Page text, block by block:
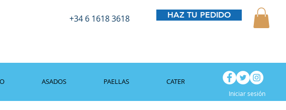
+34 6 1618 3618 HAZ TU PEDIDO
ASADOS PAELLAS CATERING BLOG
Iniciar sesión